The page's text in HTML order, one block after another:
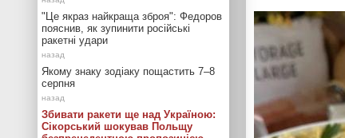
"Це якраз найкраща зброя": Федоров
пояснив, як зупинити російські
ракетні удари
Якому знаку зодіаку пощастить 7–8
серпня
Збивати ракети ще над Україною:
Сікорський шокував Польщу